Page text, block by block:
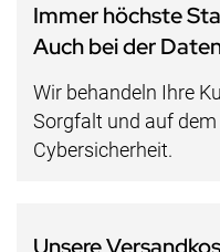
Immer höchste
Auch bei der
Wir behandeln Ihre
Sorgfalt und auf
Cybersicherheit.